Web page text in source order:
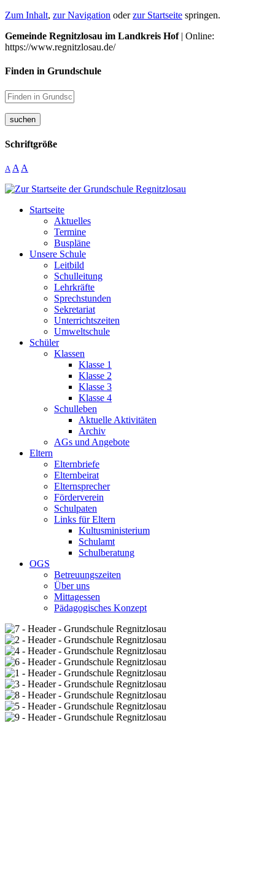
Zum Inhalt, zur Navigation oderzur Startseite springen.
Gemeinde Regnitzlosau im Landkreis Hof| Online:
https://www.regnitzlosau.de/
Finden in Grundschule
suchen
Schriftgröße
A A A
Startseite
Aktuelles
Termine
Buspläne
Unsere Schule
Leitbild
Schulleitung
Lehrkräfte
Sprechstunden
Sekretariat
Unterrichtszeiten
Umweltschule
Schüler
Klassen
Klasse 1
Klasse 2
Klasse 3
Klasse 4
Schulleben
Aktuelle Aktivitäten
Archiv
AGs und Angebote
Eltern
Elternbriefe
Elternbeirat
Elternsprecher
Förderverein
Schulpaten
Links für Eltern
Kultusministerium
Schulamt
Schulberatung
OGS
Betreuungszeiten
Über uns
Mittagessen
Pädagogisches Konzept